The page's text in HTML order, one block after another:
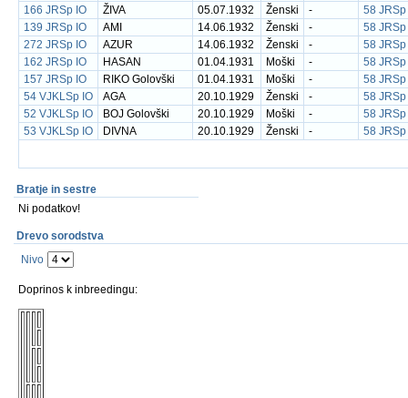
166 JRSp IO
ŽIVA 05.07.1932 Ženski -
58 JRSp
139 JRSp IO
AMI 14.06.1932 Ženski -
58 JRSp
272 JRSp IO
AZUR 14.06.1932 Ženski -
58 JRSp
162 JRSp IO
HASAN 01.04.1931 Moški -
58 JRSp
157 JRSp IO
RIKO Golovški 01.04.1931 Moški -
58 JRSp
54 VJKLSp IO
AGA 20.10.1929 Ženski -
58 JRSp
52 VJKLSp IO
BOJ Golovški 20.10.1929 Moški -
58 JRSp
53 VJKLSp IO
DIVNA 20.10.1929 Ženski - 58 JRSp
Bratje in sestre
Ni podatkov!
Drevo sorodstva
Nivo
Doprinos k inbreedingu: